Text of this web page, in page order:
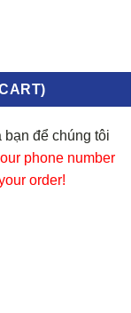
lượng
bạn để chúng tôi
phone number
order!